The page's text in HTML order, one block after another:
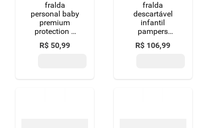
fralda
personal baby
premium
protection p
40 unidades
R$ 50,99
fralda
descartável
infantil
pampers
confort sec p 5
a 8kg pacote
R$ 106,99